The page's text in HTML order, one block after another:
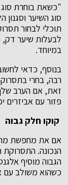
"כשאת בוחרת
סוג השיער
תוכלי לבחור
לבעלות שיער דק,
במיוחד.
בנוסף, כדאי
רבה, בחרי
זאת, אם הערב
פזור עם אביזרים
קוקו חלק גבוה
אם את מחפשת
הנכונה. התסרוקת
הגבוה מוסיף
כשהוא משולב עם